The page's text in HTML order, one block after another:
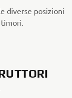
diverse posizioni
timori.